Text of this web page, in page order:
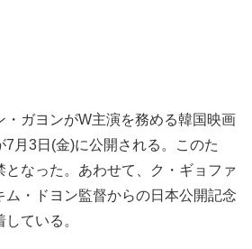
・ガヨンがW主演を務める韓国映画
7月3日(金)に公開される。このた
となった。あわせて、ク・ギョファ
ム・ドヨン監督からの日本公開記念
ている。